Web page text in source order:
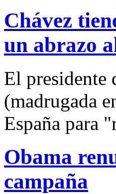
Chávez
un abrazo
El presidente
(madrugada
España para
Obama
campaña